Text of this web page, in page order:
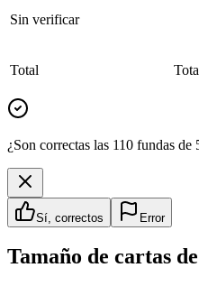
Sin verificar
Total
¿Son correctas las 110 fundas de
Sí, correctos Error
Tamaño de cartas de